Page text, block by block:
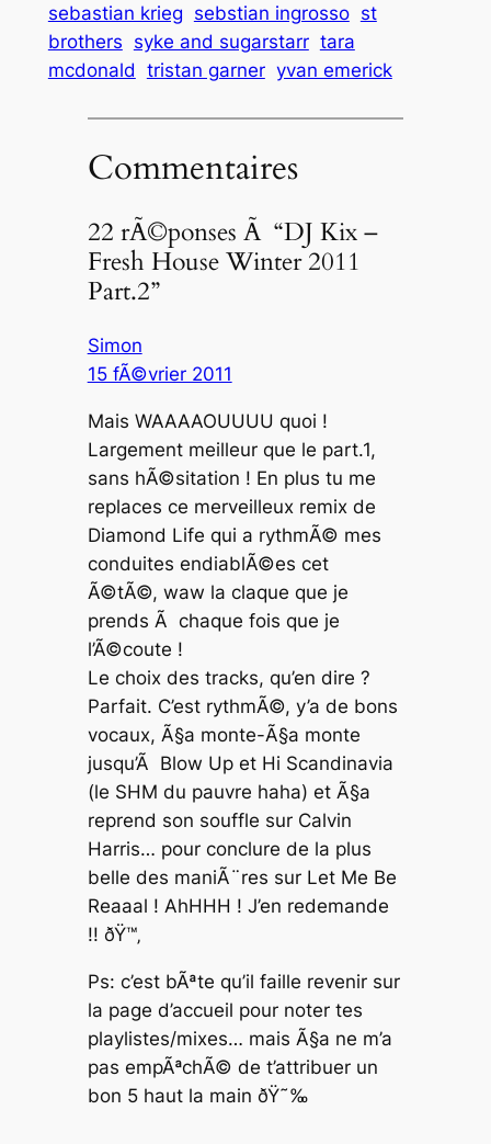
sebastian krieg sebstian ingrosso st
brothers syke and sugarstarr tara
mcdonald tristan garner yvan emerick
Commentaires
22 rÃ©ponses Ã “DJ Kix –
Fresh House Winter 2011
Part.2”
Simon
15 fÃ©vrier 2011
Mais WAAAAOUUUU quoi !
Largement meilleur que le part.1,
sans hÃ©sitation ! En plus tu me
replaces ce merveilleux remix de
Diamond Life qui a rythmÃ© mes
conduites endiablÃ©es cet
Ã©tÃ©, waw la claque que je
prends Ã chaque fois que je
l’Ã©coute !
Le choix des tracks, qu’en dire ?
Parfait. C’est rythmÃ©, y’a de bons
vocaux, Ã§a monte-Ã§a monte
jusqu’Ã Blow Up et Hi Scandinavia
(le SHM du pauvre haha) et Ã§a
reprend son souffle sur Calvin
Harris… pour conclure de la plus
belle des maniÃ¨res sur Let Me Be
Reaaal ! AhHHH ! J’en redemande
!! ðŸ™‚
Ps: c’est bÃªte qu’il faille revenir sur
la page d’accueil pour noter tes
playlistes/mixes… mais Ã§a ne m’a
pas empÃªchÃ© de t’attribuer un
bon 5 haut la main ðŸ˜‰